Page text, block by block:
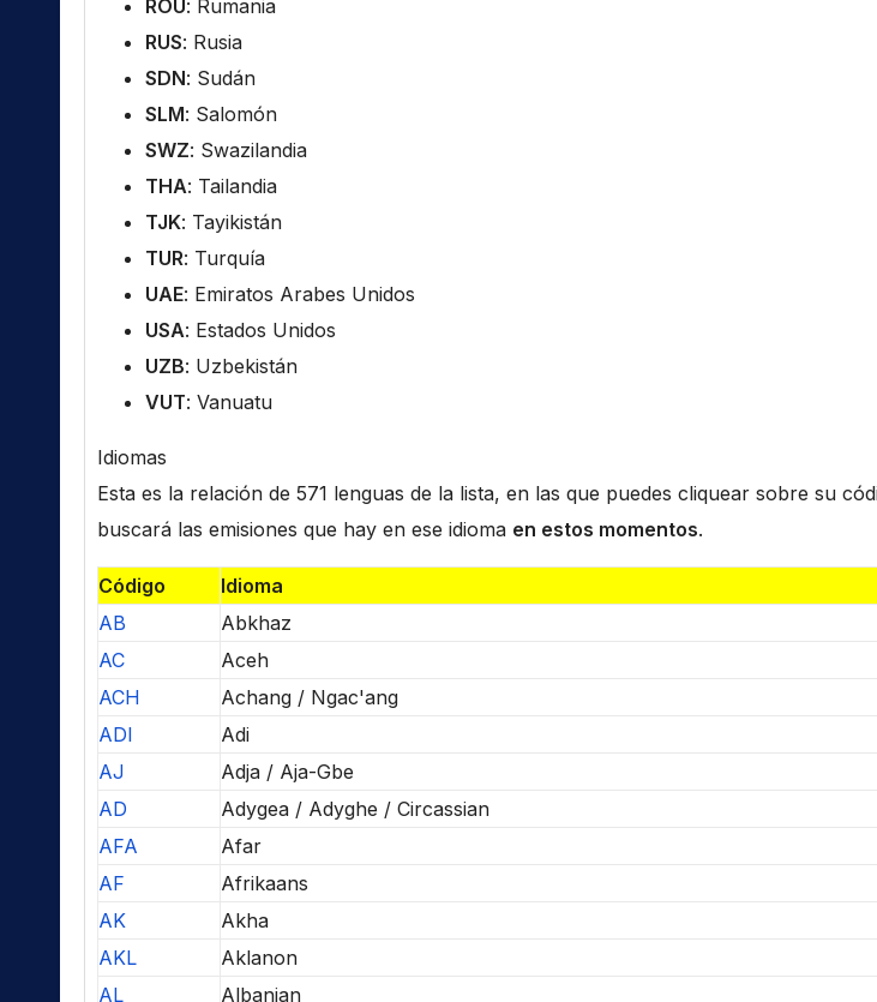
ROU: Rumania
RUS: Rusia
SDN: Sudán
SLM: Salomón
SWZ: Swazilandia
THA: Tailandia
TJK: Tayikistán
TUR: Turquía
UAE: Emiratos Arabes Unidos
USA: Estados Unidos
UZB: Uzbekistán
VUT: Vanuatu
Idiomas
Esta es la relación de 571 lenguas de la lista, en las que puedes cliquear sobre su
buscará las emisiones que hay en ese idioma en estos momentos.
Código
Idioma
AB
Abkhaz
AC
Aceh
ACH
Achang / Ngac'ang
ADI
Adi
AJ
Adja / Aja-Gbe
AD
Adygea / Adyghe / Circassian
AFA
Afar
AF
Afrikaans
AK
Akha
AKL
Aklanon
AL
Albanian